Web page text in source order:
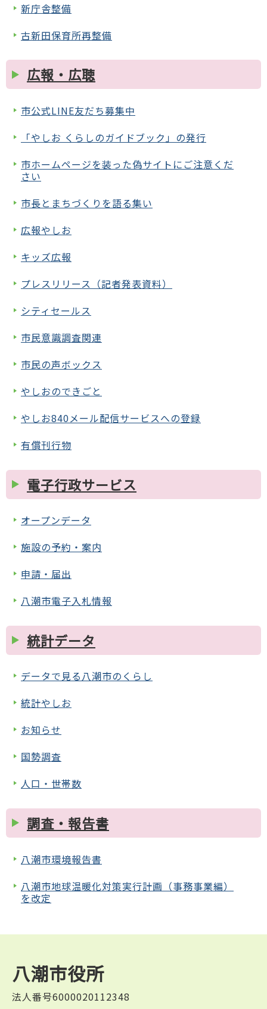
新庁舎整備
古新田保育所再整備
広報・広聴
市公式LINE友だち募集中
「やしお くらしのガイドブック」の発行
市ホームページを装った偽サイトにご注意くだ
さい
市長とまちづくりを語る集い
広報やしお
キッズ広報
プレスリリース（記者発表資料）
シティセールス
市民意識調査関連
市民の声ボックス
やしおのできごと
やしお840メール配信サービスへの登録
有償刊行物
電子行政サービス
オープンデータ
施設の予約・案内
申請・届出
八潮市電子入札情報
統計データ
データで見る八潮市のくらし
統計やしお
お知らせ
国勢調査
人口・世帯数
調査・報告書
八潮市環境報告書
八潮市地球温暖化対策実行計画（事務事業編）
を改定
八潮市役所
法人番号6000020112348